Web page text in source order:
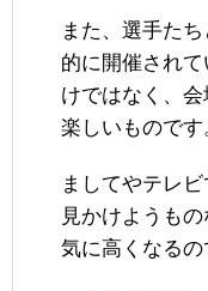
また、選手た
的に開催され
けではなく、会
楽しいものです
ましてやテレ
見かけようも
気に高くなるの